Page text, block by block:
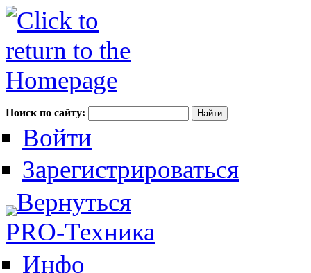
Поиск по сайту:
Войти
Зарегистрироваться
Вернуться
PRO-Техника
Инфо